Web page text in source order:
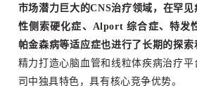
市场潜力巨大的CNS治疗领域， 在罕见
性侧索硬化症、Alport 综合症、特发
帕金森病等适应症也进行了长期的探索
精力打造心脑血管和线粒体疾病治疗
司中独具特色，具有核心竞争优势。